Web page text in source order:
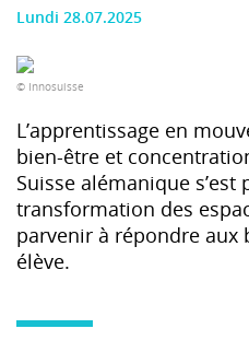
Lundi 28.07.2025
© Innosuisse
L’apprentissage en
bien-être et
Suisse alémanique s’est
transformation des
parvenir à répondre aux
élève.